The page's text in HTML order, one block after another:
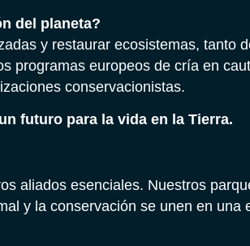
del planeta?
y restaurar ecosistemas, tanto
programas europeos de cría en
conservacionistas.
futuro para la vida en la Tierra.
aliados esenciales. Nuestros
y la conservación se unen en una